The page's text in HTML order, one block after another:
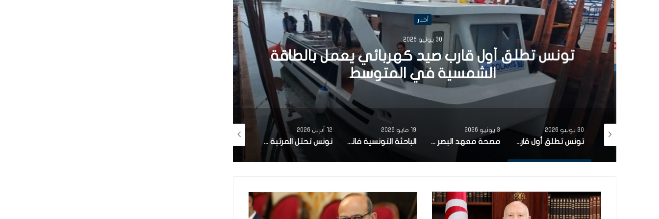
أخبار
30 يونيو 2026
تونس تطلق أول قارب صيد كهربائي يعمل بالطاقة
الشمسية في المتوسط
30 يونيو 2026
تونس تطلق أول قارب صيد كهربائي يعمل بالطاقة الشمسية في المتوسط
3 يونيو 2026
مصحة معهد البصر والشبكية بالبحيرة 1 تقوم باجراء اكثر من 50 عملية جراحية لازالة الماء الابيض مجانا لفائدة عدد من اهالي قفصة
19 مايو 2026
الباحثة التونسية فاتن المولدي تنجح في الحصول على براءة اختراع في الولايات المتحدة الأمريكية، وذلك بعد ابتكارها محركاً هجيناً ثورياً
12 أبريل 2026
تونس تحتل المرتبة الاولى افريقيا من حيث عدد النساء المطورات للبرمجيات